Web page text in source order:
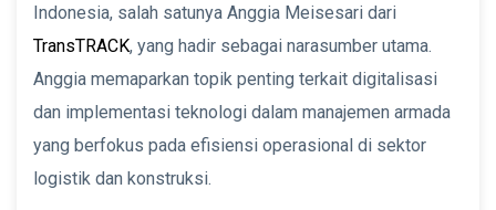
Indonesia, salah satunya Anggia Meisesari dari
TransTRACK, yang hadir sebagai narasumber utama.
Anggia memaparkan topik penting terkait digitalisasi
dan implementasi teknologi dalam manajemen armada
yang berfokus pada efisiensi operasional di sektor
logistik dan konstruksi.